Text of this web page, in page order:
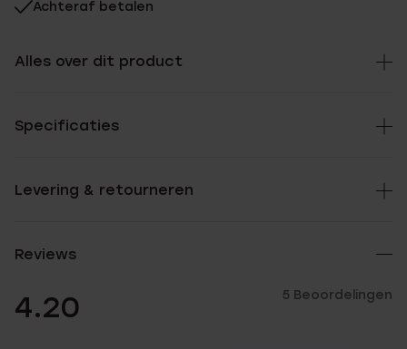
Achteraf betalen
Alles over dit product
Specificaties
Levering & retourneren
Reviews
4.20 5 Beoordelingen